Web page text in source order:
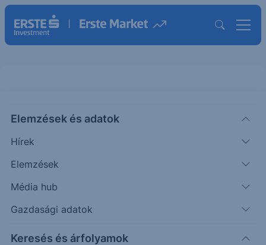
Elemzések és adatok
Hírek
Elemzések
Média hub
Gazdasági adatok
Keresés és árfolyamok
VRSN(USA)
VERISIGN INC
294.56
Időpont: 26.08.07. 22:00
Előző záró:
292.53
Árfolyamértesítő rögzítése